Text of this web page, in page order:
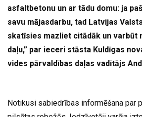
asfaltbetonu un ar tādu domu: ja
savu mājasdarbu, tad Latvijas
skatīsies mazliet citādāk un varbūt
daļu,” par ieceri stāsta Kuldīgas
vides pārvaldības daļas vadītājs
Notikusi sabiedrības informēšana par